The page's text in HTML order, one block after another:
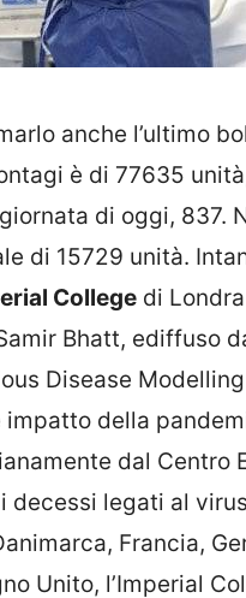
anche l’ultimo
è di 77635
di oggi, 837.
di 15729 unità.
College di
Bhatt, ediffuso
Disease Modelling
della
dal Centro
legati al
Francia,
Unito, l’Imperial